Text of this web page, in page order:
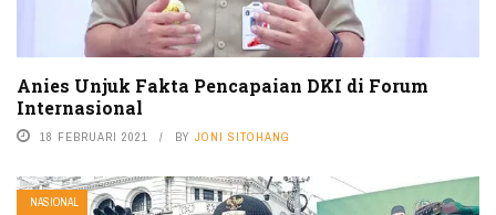
Anies Unjuk Fakta Pencapaian DKI di Forum
Internasional
18 FEBRUARI 2021 BY JONI SITOHANG
NASIONAL